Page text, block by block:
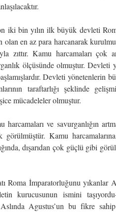
iki bin yılın ilk büyük devleti
en az para harcanarak
zıttır. Kamu harcamaları çok
ölçüsünde olmuştur. Devleti
Devleti yönetenlerin
taraftarlığı şeklinde
mücadeleler olmuştur.
harcamaları ve savurganlığın
görülmüştür. Kamu
dışarıdan çok güçlü gibi
Roma İmparatorluğunu yıkanlar
kurucusunun ismini
Agustus’un bu fikre